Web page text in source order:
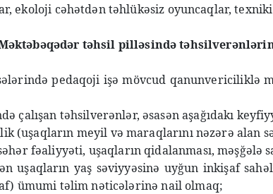
ekoloji cəhətdən təhlükəsiz oyuncaqlar,
təhsil pilləsində
pedaqoji işə mövcud
çalışan təhsilverənlər, əsasən aşağıdakı
(uşaqların meyil və maraqlarını nəzərə alan
fəaliyyəti, uşaqların qidalanması,
uşaqların yaş səviyyəsinə uyğun inkişaf
ümumi təlim nəticələrinə nail olmaq;